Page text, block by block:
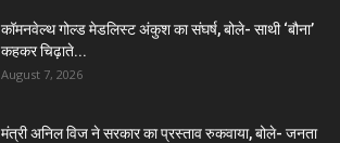
कॉमनवेल्थ गोल्ड मेडलिस्ट अंकुश का संघर्ष, बोले- साथी ‘बौना’
कहकर चिढ़ाते...
August 7, 2026
मंत्री अनिल विज ने सरकार का प्रस्ताव रुकवाया, बोले- जनता